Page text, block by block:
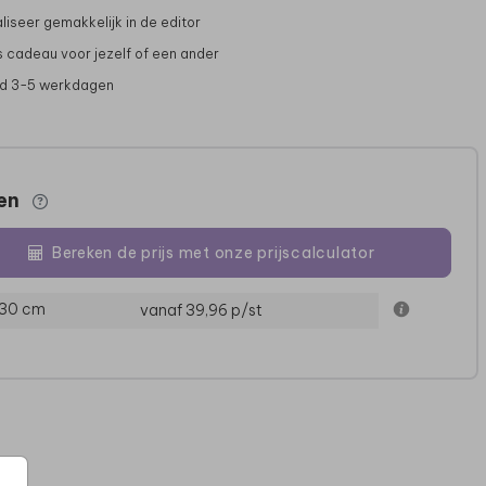
KRAAMBEZOEKBOEK
gemakkelijk in de editor
cadeau voor jezelf of een ander
3-5 werkdagen
Bereken de prijs met onze prijscalculator
cm vanaf 39,96 p/st